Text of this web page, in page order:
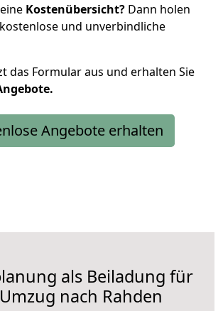
Kostenübersicht? Dann holen
und unverbindliche
das Formular aus und erhalten Sie
Angebote erhalten
als Beiladung für
nach Rahden